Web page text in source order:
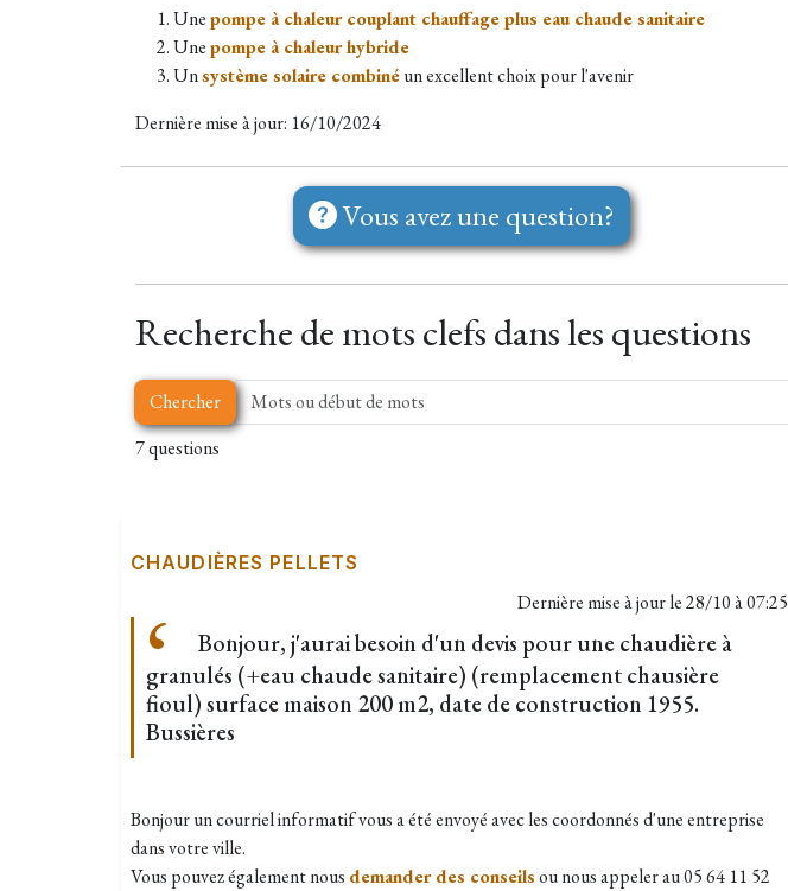
Unepompe à chaleur couplant chauffage plus eau chaude sanitaire
Unepompe à chaleur hybride
Unsystème solaire combinéun excellent choix pour l'avenir
Dernière mise à jour: 16/10/2024
Vous avez une question?
Recherche de mots clefs dans les questions
Chercher
7 questions
CHAUDIÈRES PELLETS
Dernière mise à jour le28/10 à 07:25
Bonjour, j'aurai besoin d'un devis pour une chaudière à
granulés (+eau chaude sanitaire) (remplacement chausière
fioul) surface maison 200 m2, date de construction 1955.
Bussières
Bonjour un courriel informatif vous a été envoyé avec les coordonnés d'une entreprise
dans votre ville.
Vous pouvez également nous demander des conseilsou nous appeler au 05 64 11 52